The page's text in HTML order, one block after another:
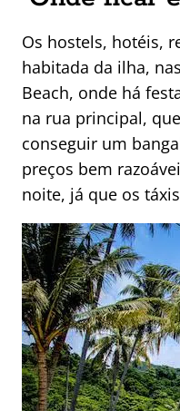
Os hostels, hotéis,
habitada da ilha,
Beach, onde há
na rua principal,
conseguir um
preços bem
noite, já que os